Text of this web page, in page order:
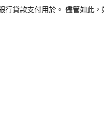
貸款支付用於。 儘管如此